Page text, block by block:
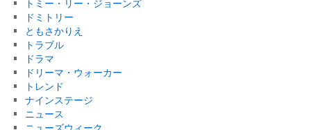
トミー・リー・ジョーンズ
ドミトリー
ともさかりえ
トラブル
ドラマ
ドリーマ・ウォーカー
トレンド
ナインステージ
ニュース